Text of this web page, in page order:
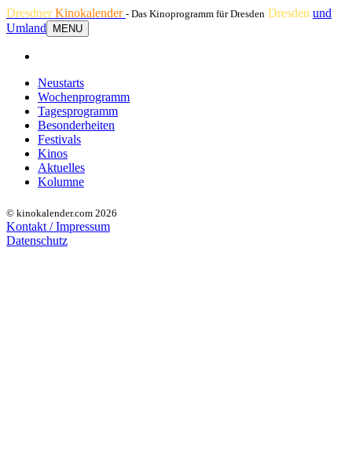
DresdnerKinokalender - Das Kinoprogramm für Dresden Dresden und
Umland
MENU
Neustarts
Wochenprogramm
Tagesprogramm
Besonderheiten
Festivals
Kinos
Aktuelles
Kolumne
© kinokalender.com 2026
Kontakt / Impressum
Datenschutz